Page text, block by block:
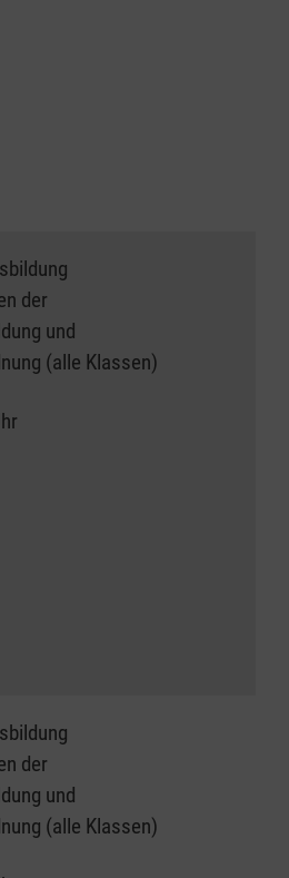
der
und
(alle Klassen)
der
und
(alle Klassen)